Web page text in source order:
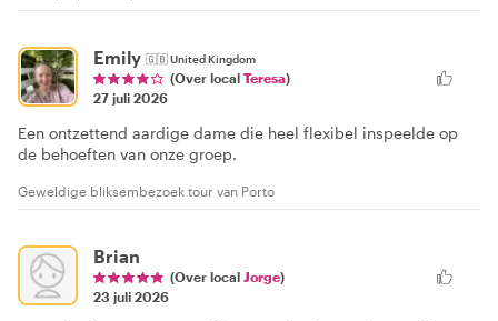
Emily 🇬🇧United Kingdom
(Over local Teresa)
27 juli 2026
Een ontzettend aardige dame die heel flexibel inspeelde op
de behoeften van onze groep.
Geweldige bliksembezoek tour van Porto
Brian
(Over local Jorge)
23 juli 2026